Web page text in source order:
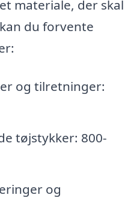
materiale, der skal
du forvente
og tilretninger:
tøjstykker: 800-
og